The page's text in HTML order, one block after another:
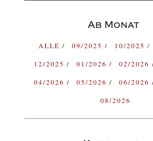
Ab Monat
ALLE 09/2025 10/2025
12/2025
01/2026 02/2026
04/2026
05/2026 06/2026
08/2026